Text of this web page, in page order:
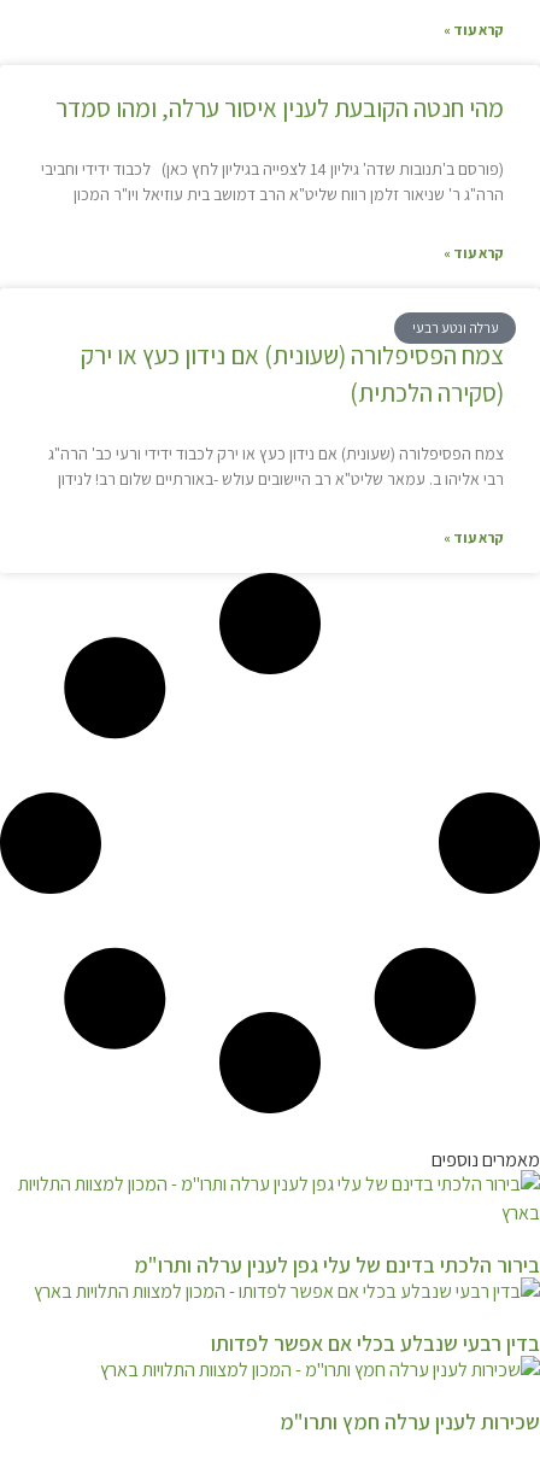
קרא עוד »
מהי חנטה הקובעת לענין איסור ערלה, ומהו סמדר
(פורסם ב'תנובות שדה' גיליון 14 לצפייה בגיליון לחץ כאן) לכבוד ידידי וחביבי
הרה"ג ר' שניאור זלמן רווח שליט"א הרב דמושב בית עוזיאל ויו"ר המכון
קרא עוד »
ערלה ונטע רבעי
צמח הפסיפלורה (שעונית) אם נידון כעץ או ירק
(סקירה הלכתית)
צמח הפסיפלורה (שעונית) אם נידון כעץ או ירק לכבוד ידידי ורעי כב' הרה"ג
רבי אליהו ב. עמאר שליט"א רב היישובים עולש -באורתיים שלום רב! לנידון
קרא עוד »
מאמרים נוספים
בירור הלכתי בדינם של עלי גפן לענין ערלה ותרו"מ
בדין רבעי שנבלע בכלי אם אפשר לפדותו
שכירות לענין ערלה חמץ ותרו"מ